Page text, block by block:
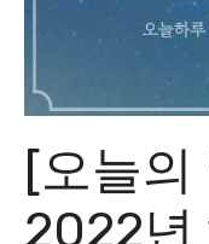
[오늘의
2022년